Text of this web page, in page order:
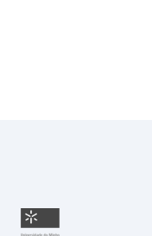
Fundação para a